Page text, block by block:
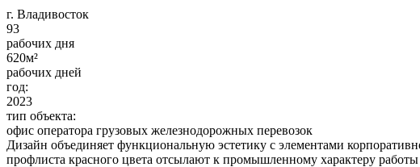
г. Владивосток
93
рабочих дня
620м²
рабочих дней
год:
2023
тип объекта:
офис оператора грузовых железнодорожных перевозок
Дизайн объединяет функциональную эстетику с элементами
профлиста красного цвета отсылают к промышленному характеру